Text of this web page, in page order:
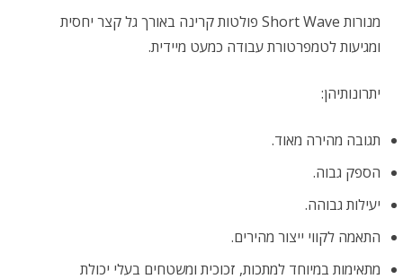
מנורות Short Wave פולטות קרינה באורך גל קצר יחסית
ומגיעות לטמפרטורת עבודה כמעט מיידית.
יתרונותיהן:
תגובה מהירה מאוד.
הספק גבוה.
יעילות גבוהה.
התאמה לקווי ייצור מהירים.
מתאימות במיוחד למתכות, זכוכית ומשטחים בעלי יכולת